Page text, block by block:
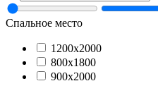
Спальное место
1200х2000
800х1800
900х2000